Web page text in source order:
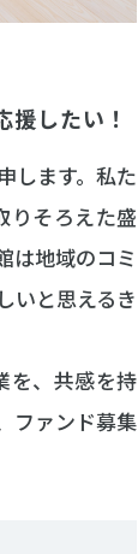
したい！
します。私た
りそろえた盛
は地域のコミ
いと思えるき
を、共感を持
ファンド募集